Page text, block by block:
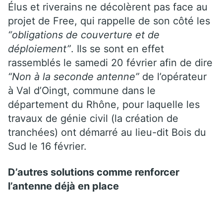
Élus et riverains ne décolèrent pas face au
projet de Free, qui rappelle de son côté les
“obligations de couverture et de
déploiement”. Ils se sont en effet
rassemblés le samedi 20 février afin de dire
“Non à la seconde antenne” de l’opérateur
à Val d’Oingt, commune dans le
département du Rhône, pour laquelle les
travaux de génie civil (la création de
tranchées) ont démarré au lieu-dit Bois du
Sud le 16 février.
D’autres solutions comme renforcer
l’antenne déjà en place